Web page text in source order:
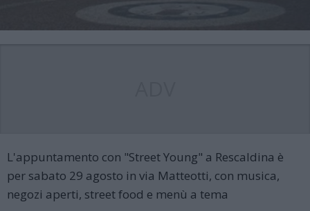
L'appuntamento con "Street Young" a Rescaldina è
per sabato 29 agosto in via Matteotti, con musica,
negozi aperti, street food e menù a tema